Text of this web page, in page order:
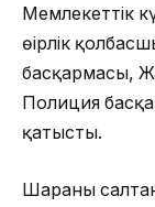
Мемлекеттік
өңірлік
басқармасы,
Полиция
қатысты.
Шараның